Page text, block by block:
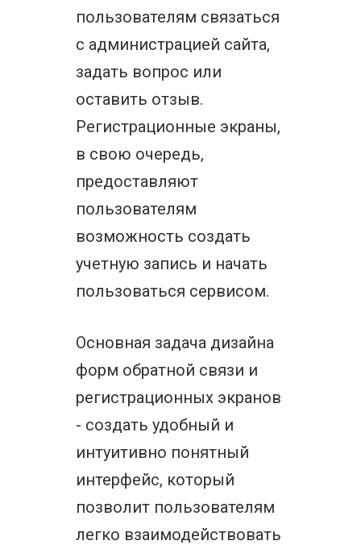
пользователям связаться
с администрацией сайта,
задать вопрос или
оставить отзыв.
Регистрационные экраны,
в свою очередь,
предоставляют
пользователям
возможность создать
учетную запись и начать
пользоваться сервисом.
Основная задача дизайна
форм обратной связи и
регистрационных экранов
- создать удобный и
интуитивно понятный
интерфейс, который
позволит пользователям
легко взаимодействовать